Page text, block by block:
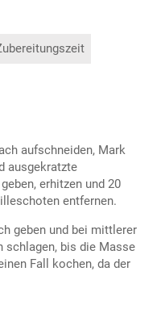
aufschneiden, Mark
ausgekratzte
erhitzen und 20
entfernen.
geben und bei mittlerer
schlagen, bis die Masse
Fall kochen, da der